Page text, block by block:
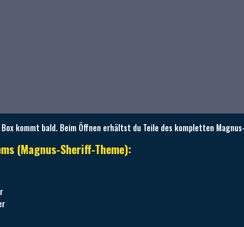
Box kommt bald. Beim Öffnen erhältst du Teile des kompletten
(Magnus-Sheriff-Theme):